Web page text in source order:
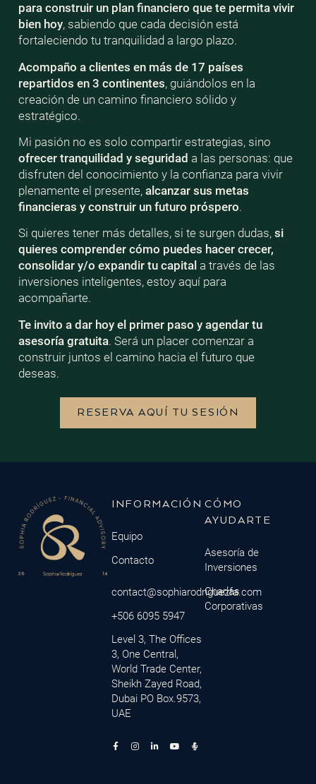
para construir un plan financiero que te permita vivir
bien hoy, sabiendo que cada decisión está
fortaleciendo tu tranquilidad a largo plazo.
Acompaño a clientes en más de 17 países
repartidos en 3 continentes, guiándolos en la
creación de un camino financiero sólido y
estratégico.
Mi pasión no es solo compartir estrategias, sino
ofrecer tranquilidad y seguridad a las personas: que
disfruten del conocimiento y la confianza para vivir
plenamente el presente, alcanzar sus metas
financieras y construir un futuro próspero.
Si quieres tener más detalles, si te surgen dudas, si
quieres comprender cómo puedes hacer crecer,
consolidar y/o expandir tu capital a través de las
inversiones inteligentes, estoy aquí para
acompañarte.
Te invito a dar hoy el primer paso y agendar tu
asesoría gratuita. Será un placer comenzar a
construir juntos el camino hacia el futuro que
deseas.
RESERVA AQUÍ TU SESIÓN
INFORMACIÓN
Equipo
Contacto
contact@sophiarodriguezfa.com
+506 6095 5947
Level 3, The Offices
3, One Central,
World Trade Center,
Sheikh Zayed Road,
Dubai PO Box.9573,
UAE
CÓMO
AYUDARTE
Asesoría de
Inversiones
Charlas
Corporativas